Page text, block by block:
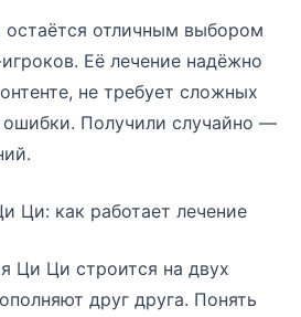
отличным выбором
Её лечение надёжно
не требует сложных
Получили случайно —
Ци: как работает лечение
Ци Ци строится на двух
друг друга. Понять